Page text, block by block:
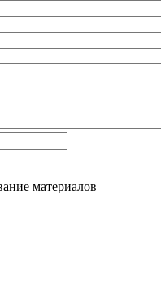
материалов